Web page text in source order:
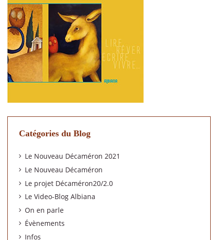
Catégories du Blog
Le Nouveau Décaméron 2021
Le Nouveau Décaméron
Le projet Décaméron20/2.0
Le Video-Blog Albiana
On en parle
Évènements
Infos